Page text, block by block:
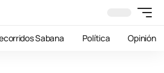
Sabana Política Opinión